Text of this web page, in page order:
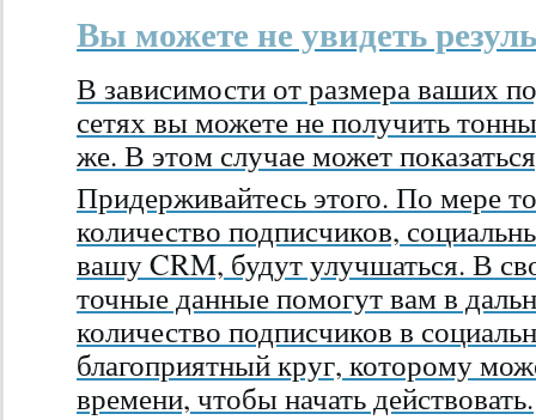
Вы можете не увидеть
В зависимости от размера ваших
сетях вы можете не получить
же. В этом случае может
Придерживайтесь этого. По мере
количество подписчиков,
вашу CRM, будут улучшаться. В
точные данные помогут вам в
количество подписчиков в
благоприятный круг, которому
времени, чтобы начать действовать.